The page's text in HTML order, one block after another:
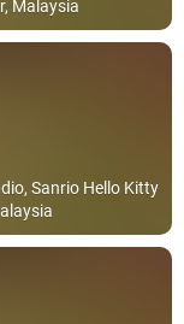
Malaysia
Sanrio Hello Kitty